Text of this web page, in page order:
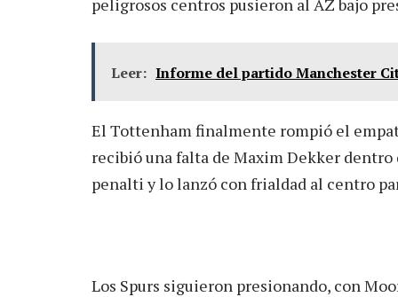
peligrosos centros pusieron al AZ bajo
Leer: Informe del partido Manchester
El Tottenham finalmente rompió el
recibió una falta de Maxim Dekker
penalti y lo lanzó con frialdad al centro
Los Spurs siguieron presionando, con